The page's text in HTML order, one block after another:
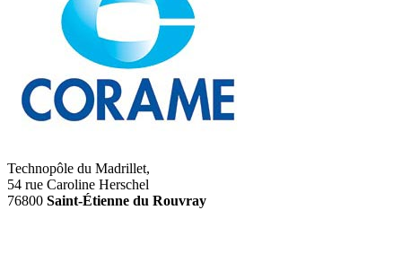
Technopôle du Madrillet,
54 rue Caroline Herschel
76800 Saint-Étienne du Rouvray